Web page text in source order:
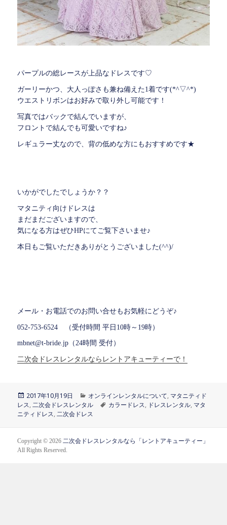
パープルの総レースが上品なドレスです♡
ガーリーかつ、大人っぽさも兼ね備えた1着です(*^▽^*)
ウエストリボンはお好みで取り外し可能です！
写真ではバックで結んでいますが、
フロントで結んでも可愛いですね♪
レギュラー丈なので、背の低めな方にもおすすめです★
いかがでしたでしょうか？？
マタニティ向けドレスは
まだまだございますので、
気になる方はぜひHPにてご覧下さいませ♪
本日もご覧いただきありがとうございました(^^)/
メール・お電話でのお問い合せもお気軽にどうぞ♪
052-753-6524 （受付時間 平日10時～19時）
mbnet@t-bride.jp（24時間 受付）
二次会ドレスレンタルならレントアキューティーで！
投
稿
日:
2017年10月19日
カ
テ
ゴ
オンラインレンタルについて, マタニティド
レス,二次会ドレスレンタル
タ
カラードレス, ドレスレンタル, マタ
ニティドレス,二次会ドレス
Copyright © 2026二次会ドレスレンタルなら「レントアキューティー」
All Rights Reserved.